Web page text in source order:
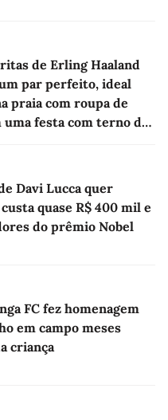
de Erling Haaland
par perfeito, ideal
praia com roupa de
uma festa com terno de
Davi Lucca quer
quase R$ 400 mil e
do prêmio Nobel
FC fez homenagem
em campo meses
criança